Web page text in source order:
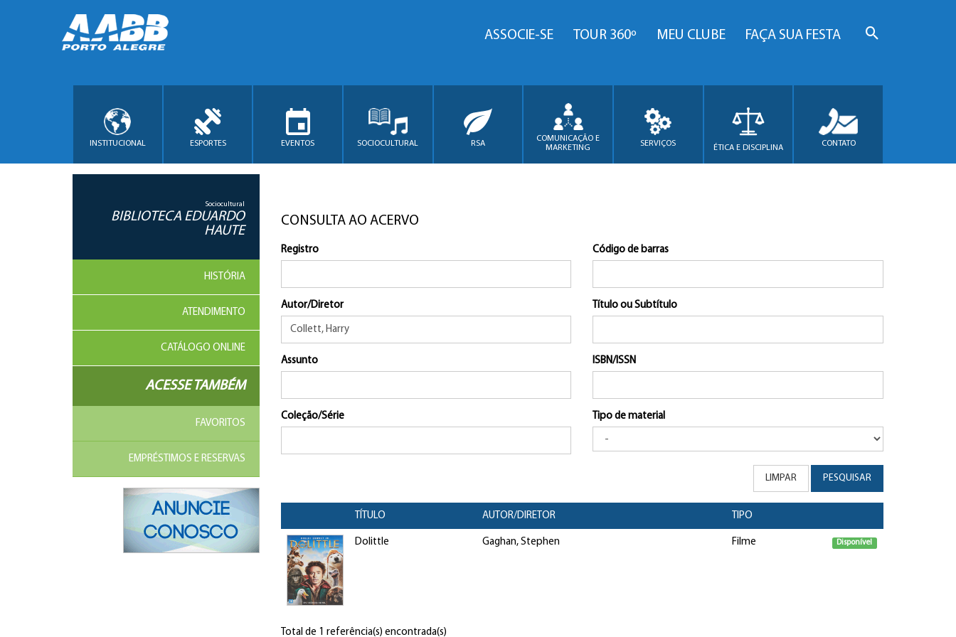
ASSOCIE-SE TOUR 360º MEU CLUBE FAÇA SUA FESTA
INSTITUCIONAL ESPORTES EVENTOS SOCIOCULTURAL RSA
COMUNICAÇÃO E
MARKETING
SERVIÇOS ÉTICA E DISCIPLINA CONTATO
Sociocultural
BIBLIOTECA EDUARDO
HAUTE
HISTÓRIA
ATENDIMENTO
CATÁLOGO ONLINE
ACESSE TAMBÉM
FAVORITOS
EMPRÉSTIMOS E RESERVAS
CONSULTA AO ACERVO
Registro Código de barras
Autor/Diretor Título ou Subtítulo
Assunto ISBN/ISSN
Coleção/Série Tipo de material
LIMPAR PESQUISAR
TÍTULO AUTOR/DIRETOR TIPO
Dolittle Gaghan, Stephen Filme Disponível
Total de 1 referência(s) encontrada(s)